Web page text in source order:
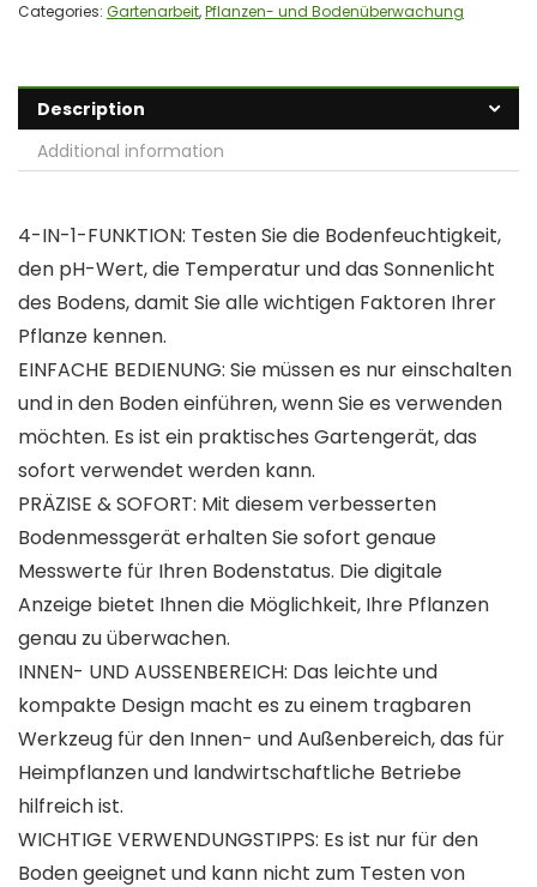
Categories: Gartenarbeit,Pflanzen- und Bodenüberwachung
Description
Additional information
4-IN-1-FUNKTION: Testen Sie die Bodenfeuchtigkeit,
den pH-Wert, die Temperatur und das Sonnenlicht
des Bodens, damit Sie alle wichtigen Faktoren Ihrer
Pflanze kennen.
EINFACHE BEDIENUNG: Sie müssen es nur einschalten
und in den Boden einführen, wenn Sie es verwenden
möchten. Es ist ein praktisches Gartengerät, das
sofort verwendet werden kann.
PRÄZISE & SOFORT: Mit diesem verbesserten
Bodenmessgerät erhalten Sie sofort genaue
Messwerte für Ihren Bodenstatus. Die digitale
Anzeige bietet Ihnen die Möglichkeit, Ihre Pflanzen
genau zu überwachen.
INNEN- UND AUSSENBEREICH: Das leichte und
kompakte Design macht es zu einem tragbaren
Werkzeug für den Innen- und Außenbereich, das für
Heimpflanzen und landwirtschaftliche Betriebe
hilfreich ist.
WICHTIGE VERWENDUNGSTIPPS: Es ist nur für den
Boden geeignet und kann nicht zum Testen von